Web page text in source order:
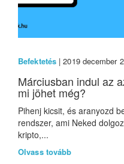
Befektetés | 2019 december
Márciusban indul az
mi jöhet még?
Pihenj kicsit, és aranyozd
rendszer, ami Neked
kripto,...
Olvass tovább